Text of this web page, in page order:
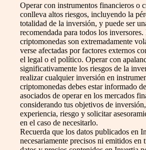
Operar con instrumentos financieros o
conlleva altos riesgos, incluyendo la
totalidad de la inversión, y puede ser
recomendada para todos los
criptomonedas son extremadamente
verse afectadas por factores externos
el legal o el político. Operar con
significativamente los riesgos de la
realizar cualquier inversión en
criptomonedas debes estar informado
asociados de operar en los mercados
considerando tus objetivos de
experiencia, riesgo y solicitar
en el caso de necesitarlo.
Recuerda que los datos publicados en
necesariamente precisos ni emitidos en